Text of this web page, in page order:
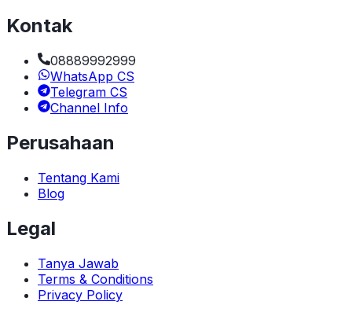
Kontak
08889992999
WhatsApp CS
Telegram CS
Channel Info
Perusahaan
Tentang Kami
Blog
Legal
Tanya Jawab
Terms & Conditions
Privacy Policy